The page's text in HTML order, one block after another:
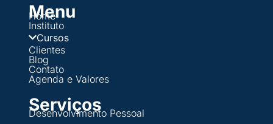
Menu
Home
Instituto
Cursos
Clientes
Blog
Contato
Agenda e Valores
Serviços
Desenvolvimento Pessoal